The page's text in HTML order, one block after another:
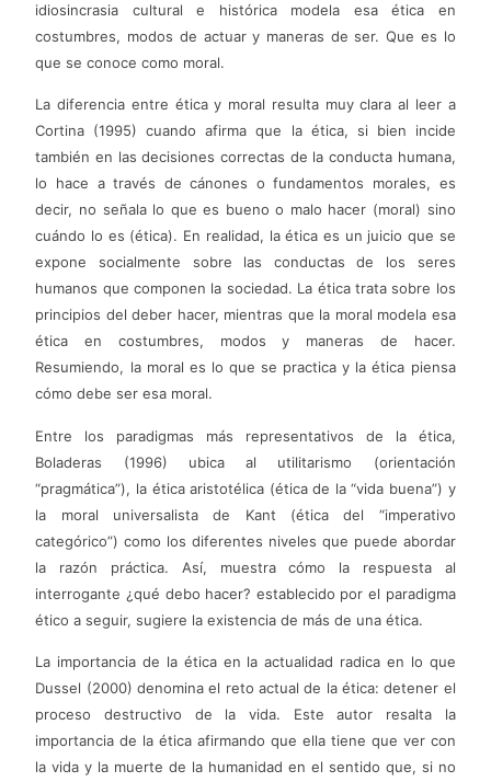
idiosincrasia cultural e histórica modela esa ética en
costumbres, modos de actuar y maneras de ser. Que es lo
que se conoce como moral.
La diferencia entre ética y moral resulta muy clara al leer a
Cortina (1995) cuando afirma que la ética, si bien incide
también en las decisiones correctas de la conducta humana,
lo hace a través de cánones o fundamentos morales, es
decir, no señala lo que es bueno o malo hacer (moral) sino
cuándo lo es (ética). En realidad, la ética es un juicio que se
expone socialmente sobre las conductas de los seres
humanos que componen la sociedad. La ética trata sobre los
principios del deber hacer, mientras que la moral modela esa
ética en costumbres, modos y maneras de hacer.
Resumiendo, la moral es lo que se practica y la ética piensa
cómo debe ser esa moral.
Entre los paradigmas más representativos de la ética,
Boladeras (1996) ubica al utilitarismo (orientación
“pragmática”), la ética aristotélica (ética de la “vida buena”) y
la moral universalista de Kant (ética del “imperativo
categórico”) como los diferentes niveles que puede abordar
la razón práctica. Así, muestra cómo la respuesta al
interrogante ¿qué debo hacer? establecido por el paradigma
ético a seguir, sugiere la existencia de más de una ética.
La importancia de la ética en la actualidad radica en lo que
Dussel (2000) denomina el reto actual de la ética: detener el
proceso destructivo de la vida. Este autor resalta la
importancia de la ética afirmando que ella tiene que ver con
la vida y la muerte de la humanidad en el sentido que, si no